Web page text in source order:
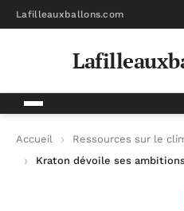
Lafilleauxballons.com
Accueil
Ressources sur le
Kraton dévoile ses